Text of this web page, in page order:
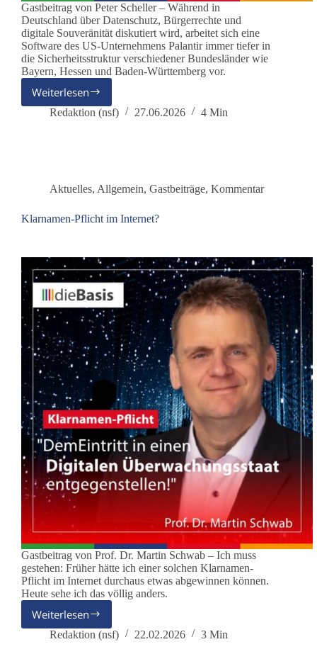
Gastbeitrag von Peter Scheller – Während in
Deutschland über Datenschutz, Bürgerrechte und
digitale Souveränität diskutiert wird, arbeitet sich eine
Software des US-Unternehmens Palantir immer tiefer in
die Sicherheitsstruktur verschiedener Bundesländer wie
Bayern, Hessen und Baden-Württemberg vor.
Weiterlesen
Palantir:
Wenn
Redaktion (nsf) 27.06.2026 4 Min
Aktuelles, Allgemein, Gastbeiträge, Kommentar
Klarnamen-Pflicht im Internet?
Gastbeitrag von Prof. Dr. Martin Schwab – Ich muss
gestehen: Früher hätte ich einer solchen Klarnamen-
Pflicht im Internet durchaus etwas abgewinnen können.
Heute sehe ich das völlig anders.
WeiterlesenKlarnamen-
Pflicht
Redaktion (nsf) 22.02.2026 3 Min